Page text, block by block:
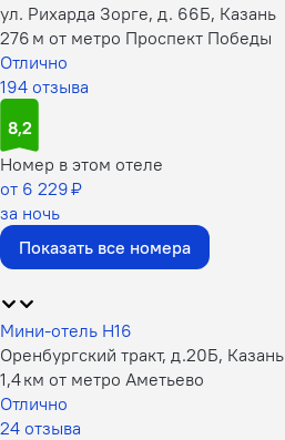
ул. Рихарда Зорге, д. 66Б, Казань
276 м от метро Проспект Победы
Отлично
194 отзыва
8,2
Номер в этом отеле
от 6 229 ₽
за ночь
Показать все номера
Мини-отель H16
Оренбургский тракт, д.20Б, Казань
1,4 км от метро Аметьево
Отлично
24 отзыва